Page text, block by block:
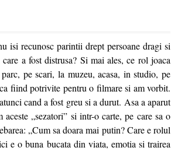
recunosc parintii drept persoane dragi si
a fost distrusa? Si mai ales, ce rol joaca
pe scari, la muzeu, acasa, in studio, pe
fiind potrivite pentru o filmare si am vorbit.
cand a fost greu si a durut. Asa a aparut
„sezatori” si intr-o carte, pe care sa o
„Cum sa doara mai putin? Care e rolul
e o buna bucata din viata, emotia si trairea